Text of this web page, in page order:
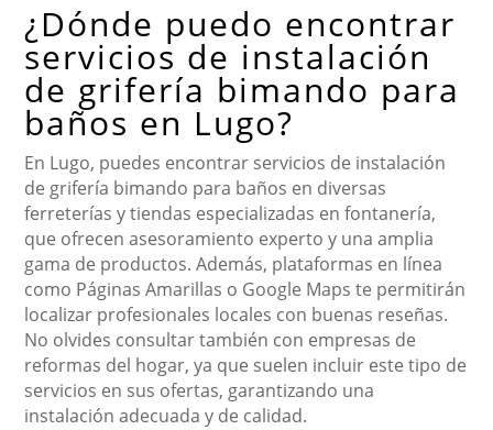
¿Dónde puedo encontrar
servicios de instalación
de grifería bimando para
baños en Lugo?
En Lugo, puedes encontrar servicios de instalación
de grifería bimando para baños en diversas
ferreterías y tiendas especializadas en fontanería,
que ofrecen asesoramiento experto y una amplia
gama de productos. Además, plataformas en línea
como Páginas Amarillas o Google Maps te permitirán
localizar profesionales locales con buenas reseñas.
No olvides consultar también con empresas de
reformas del hogar, ya que suelen incluir este tipo de
servicios en sus ofertas, garantizando una
instalación adecuada y de calidad.